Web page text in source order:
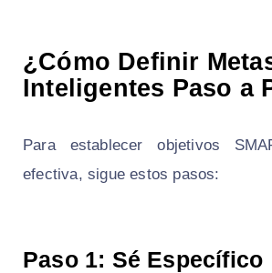
¿Cómo Definir
Inteligentes Paso a
Para establecer objetivos
efectiva, sigue estos pasos:
Paso 1: Sé Específico